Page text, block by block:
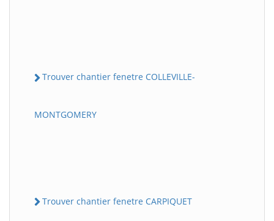
Trouver chantier fenetre COLLEVILLE-
MONTGOMERY
Trouver chantier fenetre CARPIQUET